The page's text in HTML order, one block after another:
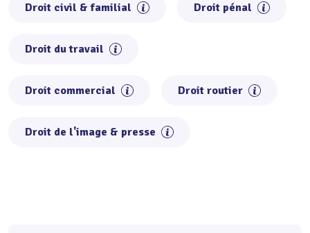
Droit civil & familial Droit pénal
Droit du travail
Droit commercial Droit routier
Droit de l'image & presse